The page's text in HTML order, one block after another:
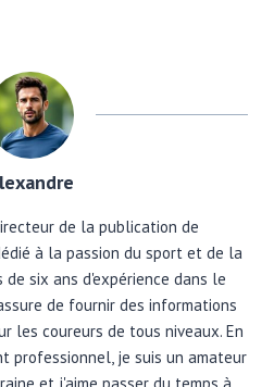
de la publication de
à la passion du sport et de la
de six ans d'expérience dans le
de fournir des informations
les coureurs de tous niveaux. En
professionnel, je suis un amateur